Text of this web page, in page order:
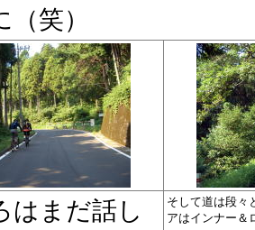
笑）
はまだ話し
そして道は段々
アはインナー＆